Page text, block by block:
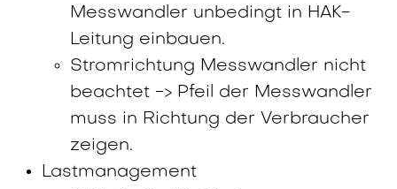
Messwandler unbedingt in HAK-
Leitung einbauen.
Stromrichtung Messwandler nicht
beachtet -> Pfeil der Messwandler
muss in Richtung der Verbraucher
zeigen.
Lastmanagement